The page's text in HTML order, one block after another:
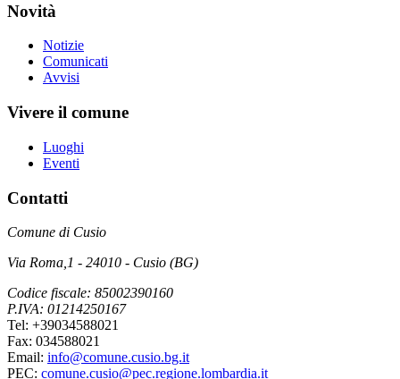
Novità
Notizie
Comunicati
Avvisi
Vivere il comune
Luoghi
Eventi
Contatti
Comune di Cusio
Via Roma,1 - 24010 - Cusio (BG)
Codice fiscale: 85002390160
P.IVA: 01214250167
Tel: +39034588021
Fax: 034588021
Email: info@comune.cusio.bg.it
PEC: comune.cusio@pec.regione.lombardia.it